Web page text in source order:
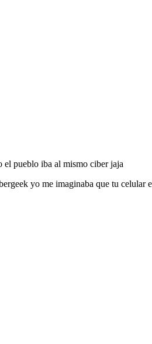
el pueblo iba al mismo ciber jaja
yo me imaginaba que tu celular